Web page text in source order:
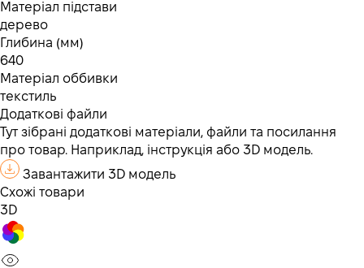
Матеріал підстави
дерево
Глибина (мм)
640
Матеріал оббивки
текстиль
Додаткові файли
Тут зібрані додаткові матеріали, файли та посилання
про товар. Наприклад, інструкція або 3D модель.
Завантажити 3D модель
Схожі товари
3D